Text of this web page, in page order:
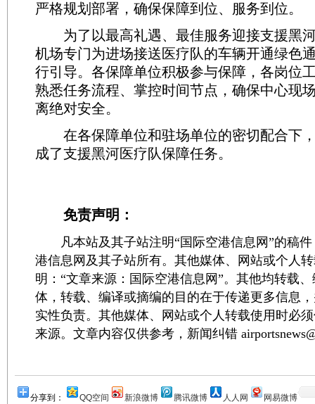
严格规划部署，确保保障到位、服务到位。
为了以最高礼遇、最佳服务迎接支援黑
机场专门为进场接送医疗队的车辆开通绿色
行引导。各保障单位积极参与保障，各岗位
熟悉任务流程、掌控时间节点，确保中心现
离绝对安全。
在各保障单位和驻场单位的密切配合下
成了支援黑河医疗队保障任务。
免责声明：
凡本站及其子站注明“国际空港信息网”的稿件
港信息网及其子站所有。其他媒体、网站或个人
明：“文章来源：国际空港信息网”。其他均转载
体，转载、编译或摘编的目的在于传递更多信息
实性负责。其他媒体、网站或个人转载使用时必
来源。文章内容仅供参考，新闻纠错
分享到： QQ空间 新浪微博 腾讯微博 人人网 网易微博